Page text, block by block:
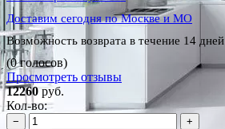
Доставим сегодня по Москве и МО
Возможность возврата в течение 14 дней
(0 голосов)
Просмотреть отзывы
12260руб.
Кол-во:
−
+